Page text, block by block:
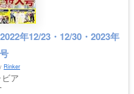
年12/23・12/30・2023年
Rinker
ア